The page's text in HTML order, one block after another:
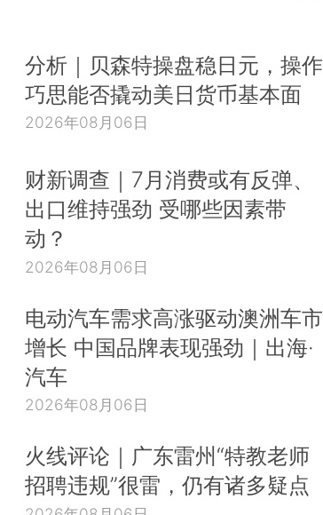
分析｜贝森特操盘稳日元，操作
巧思能否撬动美日货币基本面
2026年08月06日
财新调查｜7月消费或有反弹、
出口维持强劲 受哪些因素带
动？
2026年08月06日
电动汽车需求高涨驱动澳洲车市
增长 中国品牌表现强劲｜出海·
汽车
2026年08月06日
火线评论｜广东雷州“特教老师
招聘违规”很雷，仍有诸多疑点